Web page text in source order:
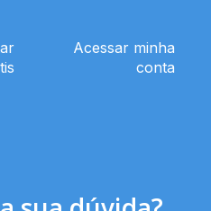
Acessar minha
conta